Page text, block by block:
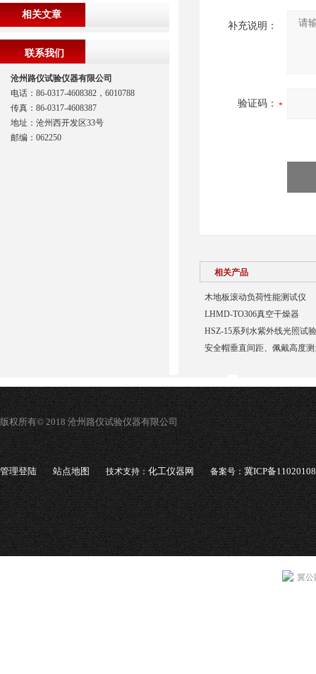
补充说明：
验证码：
相关产品
木地板滚动负荷性能测试仪
LHMD-TO306真空干燥器
HSZ-15系列水紫外线光照试
安全帽垂直间距、佩戴高度
相关文章
联系我们
沧州路仪试验仪器有限公司
电话：86-0317-4608382，6010788
传真：86-0317-4608387
地址：沧州西开发区33号
邮编：062250
版权所有© 2018 沧州路仪试验仪器有限公司
管理登陆 站点地图 技术支持：化工仪器网 备案号：冀ICP备
冀公